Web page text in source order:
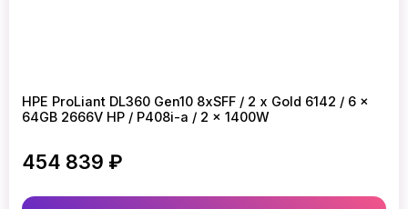
HPE ProLiant DL360 Gen10 8xSFF / 2 x Gold 6142 / 6 x
64GB 2666V HP / P408i-a / 2 x 1400W
454 839 ₽